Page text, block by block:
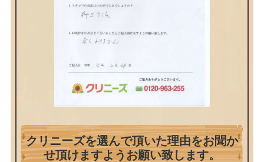
クリニーズを選んで頂いた理由をお聞か
せ頂けますようお願い致します。